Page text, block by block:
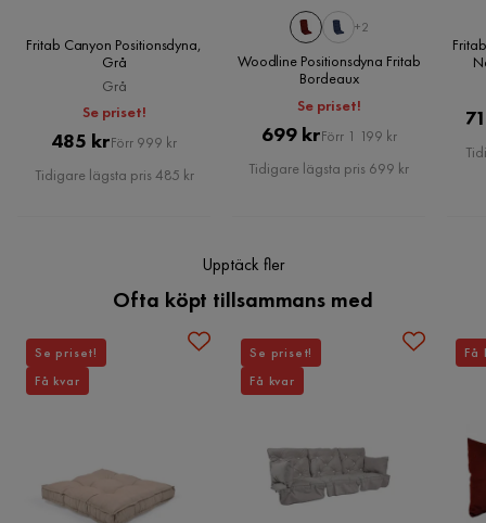
Fritab Selection
Fritab Canyon Positionsdyna,
Grå
Grå
Se priset!
Pris
485 krOriginal
Pris
Förr 999 kr
Tidigare lägsta pris 485 kr
+2
Woodline Positionsdyna Fritab
Bordeaux
Se priset!
Pris
699 kr Original
Pris
Förr 1 199 kr
Tidigare lägsta pris 699 kr
Upptäck fler
Ofta köpt tillsammans med
Se priset!
Få kvar
Se priset!
Få kvar
Få